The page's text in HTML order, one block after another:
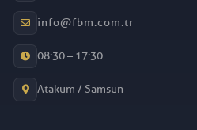
info@fbm.com.tr
08:30 – 17:30
Atakum / Samsun